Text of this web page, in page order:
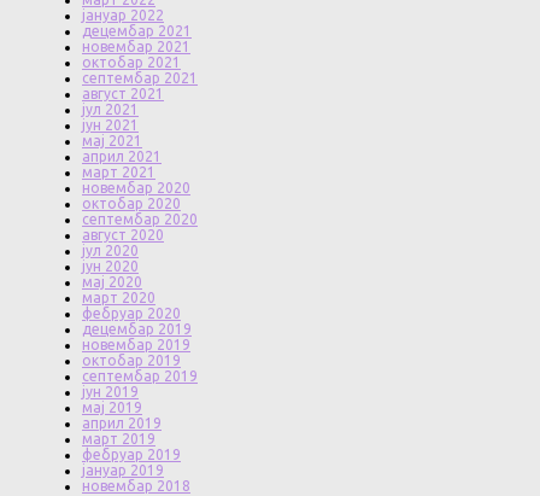
јануар 2022
децембар 2021
новембар 2021
октобар 2021
септембар 2021
август 2021
јул 2021
јун 2021
мај 2021
април 2021
март 2021
новембар 2020
октобар 2020
септембар 2020
август 2020
јул 2020
јун 2020
мај 2020
март 2020
фебруар 2020
децембар 2019
новембар 2019
октобар 2019
септембар 2019
јун 2019
мај 2019
април 2019
март 2019
фебруар 2019
јануар 2019
новембар 2018